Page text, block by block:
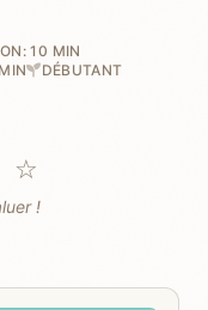
10 MIN
DÉBUTANT
☆
!